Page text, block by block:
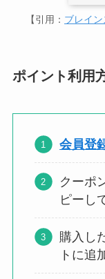
【引用： ブレイ
ポイント利用
会員登
クーポ
ピーし
購入し
トに追